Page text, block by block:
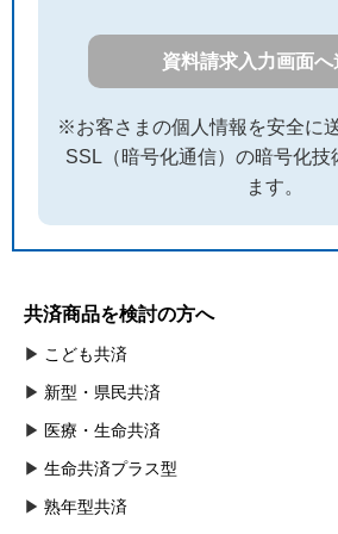
資料請求入力画面へ
※お客さまの個人情報を安全に
SSL（暗号化通信）の暗号化技
ます。
共済商品を検討の方へ
こども共済
新型・県民共済
医療・生命共済
生命共済プラス型
熟年型共済